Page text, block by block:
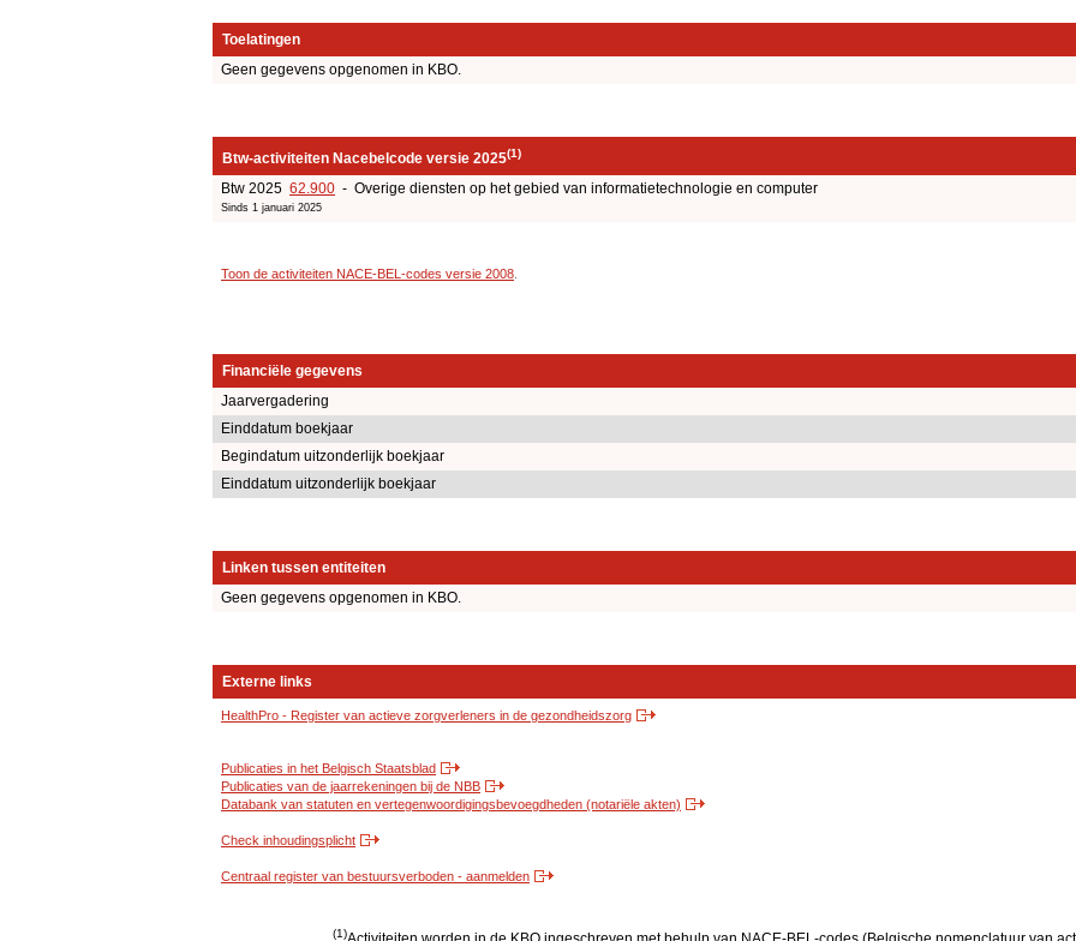
Toelatingen
Geen gegevens opgenomen in KBO.
Btw-activiteiten Nacebelcode versie 2025(1)
Btw 2025 62.900 - Overige diensten op het gebied van informatietechnologie en computer
Sinds 1 januari 2025
Toon de activiteiten NACE-BEL-codes versie 2008
Financiële gegevens
Jaarvergadering
Einddatum boekjaar
Begindatum uitzonderlijk boekjaar
Einddatum uitzonderlijk boekjaar
Linken tussen entiteiten
Geen gegevens opgenomen in KBO.
Externe links
HealthPro - Register van actieve zorgverleners in de gezondheidszorg
Publicaties in het Belgisch Staatsblad
Publicaties van de jaarrekeningen bij de NBB
Databank van statuten en vertegenwoordigingsbevoegdheden (notariële akten)
Check inhoudingsplicht
Centraal register van bestuursverboden - aanmelden
(1)